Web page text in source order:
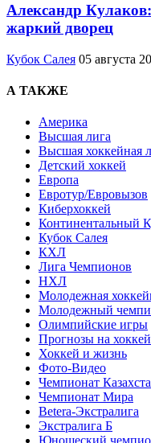
Александр
жаркий дворец
Кубок Салея 05 августа
А ТАКЖЕ
Америка
Высшая лига
Высшая хоккейная
Детский хоккей
Европа
Евротур/Евровызов
Киберхоккей
Континентальный
Кубок Салея
КХЛ
Лига Чемпионов
НХЛ
Молодежная
Молодежный
Олимпийские игры
Прогнозы на хоккей
Хоккей и жизнь
Фото-Видео
Чемпионат
Чемпионат Мира
Betera-Экстралига
Экстралига Б